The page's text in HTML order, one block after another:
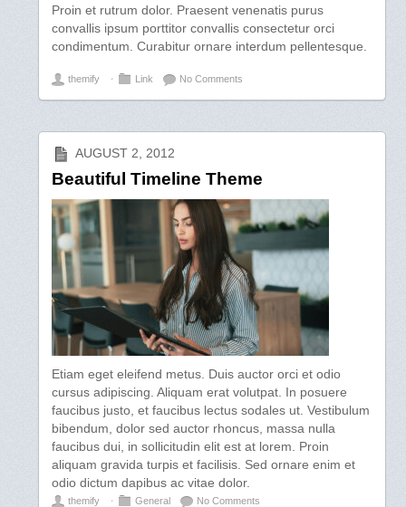
Proin et rutrum dolor. Praesent venenatis purus
convallis ipsum porttitor convallis consectetur orci
condimentum. Curabitur ornare interdum pellentesque.
themify ⋅ Link No Comments
AUGUST 2, 2012
Beautiful Timeline Theme
Etiam eget eleifend metus. Duis auctor orci et odio
cursus adipiscing. Aliquam erat volutpat. In posuere
faucibus justo, et faucibus lectus sodales ut. Vestibulum
bibendum, dolor sed auctor rhoncus, massa nulla
faucibus dui, in sollicitudin elit est at lorem. Proin
aliquam gravida turpis et facilisis. Sed ornare enim et
odio dictum dapibus ac vitae dolor.
themify ⋅ General No Comments